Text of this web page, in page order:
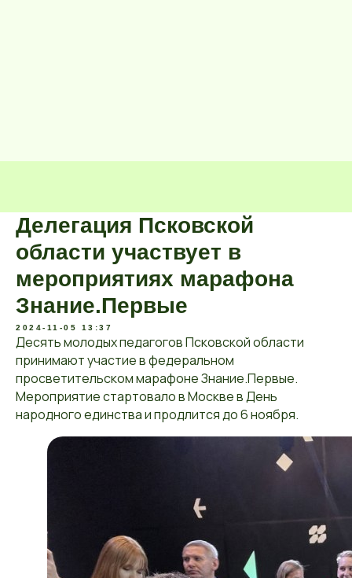
Делегация Псковской
области участвует в
мероприятиях марафона
Знание.Первые
2024-11-05 13:37
Десять молодых педагогов Псковской области
принимают участие в федеральном
просветительском марафоне Знание.Первые.
Мероприятие стартовало в Москве в День
народного единства и продлится до 6 ноября.